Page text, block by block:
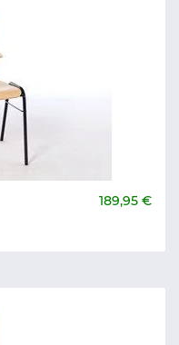
189,95 €